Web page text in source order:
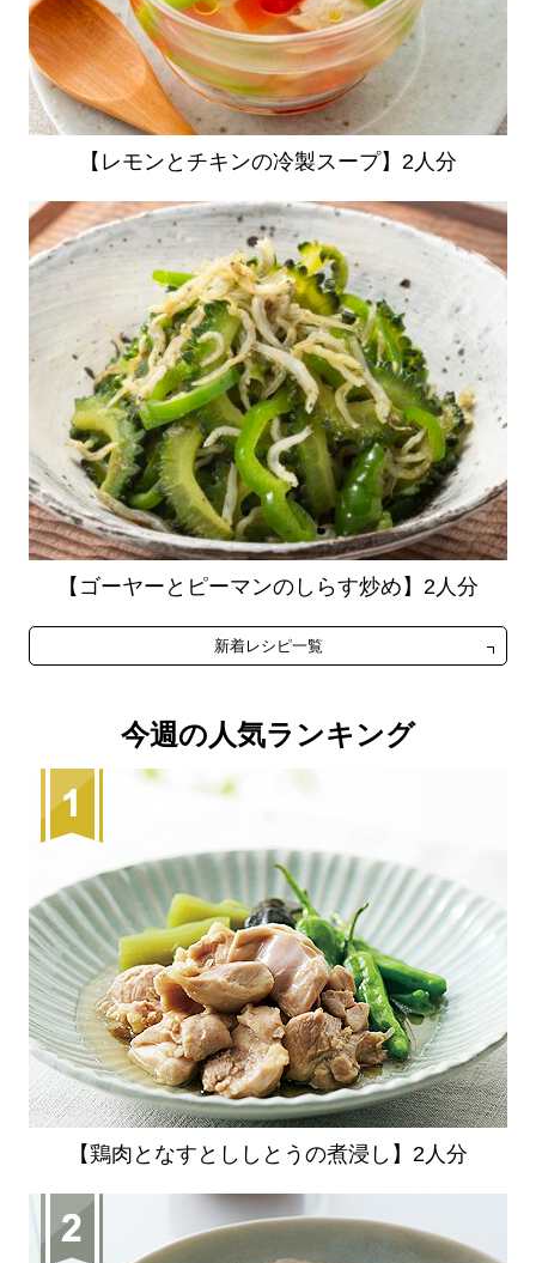
【レモンとチキンの冷製スープ】2人分
【ゴーヤーとピーマンのしらす炒め】2人分
新着レシピ一覧
今週の人気ランキング
【鶏肉となすとししとうの煮浸し】2人分